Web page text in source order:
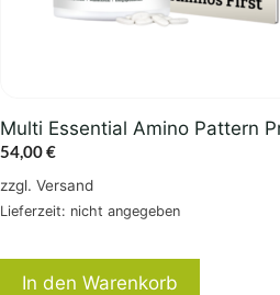
Multi Essential Amino Pattern
54,00€
zzgl. Versand
Lieferzeit: nicht angegeben
In den Warenkorb